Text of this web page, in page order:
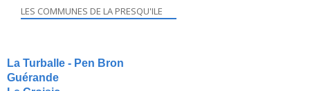
LES COMMUNES DE LA PRESQU'ILE
La Turballe - Pen Bron
Guérande